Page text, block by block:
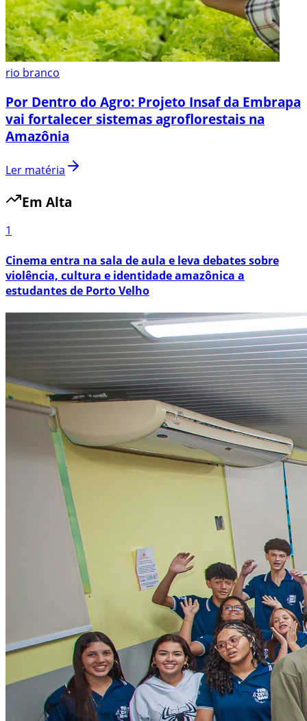
rio branco
Por Dentro do Agro: Projeto Insaf da Embrapa
vai fortalecer sistemas agroflorestais na
Amazônia
Ler matéria
Em Alta
1
Cinema entra na sala de aula e leva debates sobre
violência, cultura e identidade amazônica a
estudantes de Porto Velho